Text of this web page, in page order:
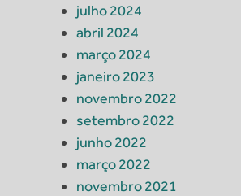
julho 2024
abril 2024
março 2024
janeiro 2023
novembro 2022
setembro 2022
junho 2022
março 2022
novembro 2021